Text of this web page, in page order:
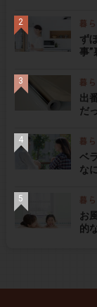
ず
事”
出
だ
ベ
な
お
的